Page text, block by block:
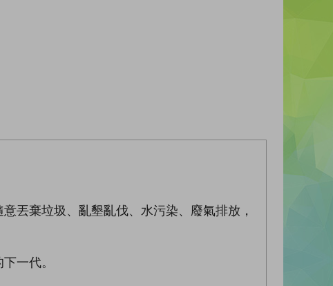
丟棄垃圾、亂墾亂伐、水污染、廢氣排放，
一代。